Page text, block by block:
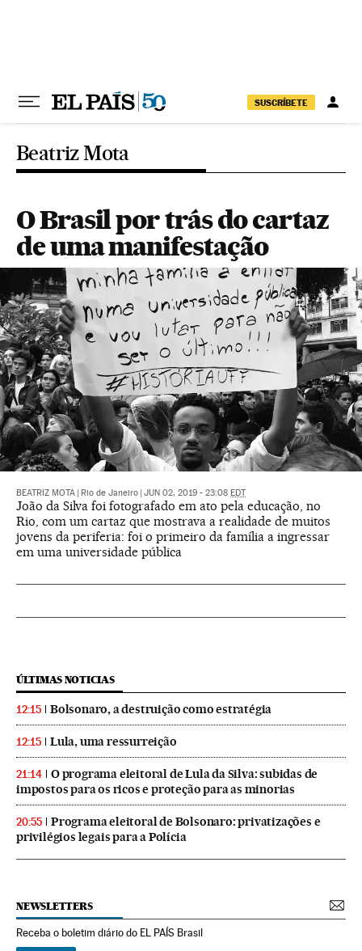
SUSCRÍBETE
Beatriz Mota
O Brasil por trás do cartaz
de uma manifestação
BEATRIZ MOTA Rio de Janeiro JUN 02, 2019 - 23:08 EDT
João da Silva foi fotografado em ato pela educação, no
Rio, com um cartaz que mostrava a realidade de muitos
jovens da periferia: foi o primeiro da família a ingressar
em uma universidade pública
ÚLTIMAS NOTICIAS
12:15 Bolsonaro, a destruição como estratégia
12:15 Lula, uma ressurreição
21:14
O programa eleitoral de Lula da Silva: subidas de
impostos para os ricos e proteção para as minorias
20:55
Programa eleitoral de Bolsonaro: privatizações e
privilégios legais para a Polícia
NEWSLETTERS
Receba o boletim diário do EL PAÍS Brasil